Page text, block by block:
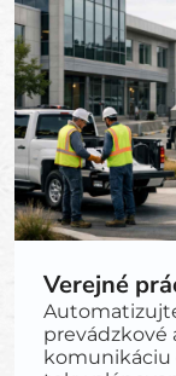
Verejné
prevádzkové
komunikáciu